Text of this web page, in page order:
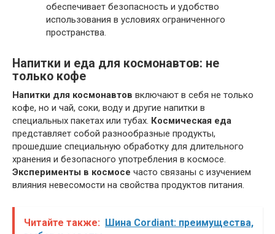
обеспечивает безопасность и удобство
использования в условиях ограниченного
пространства.
Напитки и еда для космонавтов: не
только кофе
Напитки для космонавтов включают в себя не только
кофе, но и чай, соки, воду и другие напитки в
специальных пакетах или тубах. Космическая еда
представляет собой разнообразные продукты,
прошедшие специальную обработку для длительного
хранения и безопасного употребления в космосе.
Эксперименты в космосе часто связаны с изучением
влияния невесомости на свойства продуктов питания.
Читайте также: Шина Cordiant: преимущества,